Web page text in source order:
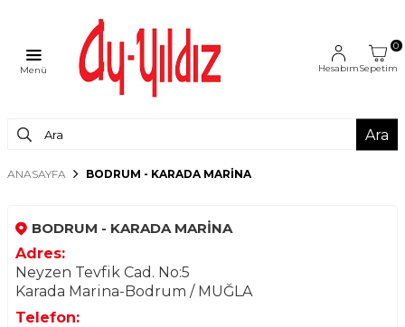
Menü Hesabım
0
Sepetim
Ara
ANASAYFA BODRUM - KARADA MARİNA
BODRUM - KARADA MARİNA
Adres:
Neyzen Tevfik Cad. No:5
Karada Marina-Bodrum / MUĞLA
Telefon: